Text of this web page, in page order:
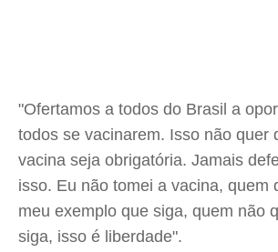
"Ofertamos a todos do Brasil a
todos se vacinarem. Isso não quer
vacina seja obrigatória. Jamais
isso. Eu não tomei a vacina, quem
meu exemplo que siga, quem não
siga, isso é liberdade".